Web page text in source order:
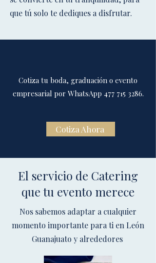
que tú solo te dediques a disfrutar.
Cotiza tu boda, graduación o evento
empresarial por WhatsApp 477 715 3286.
Cotiza Ahora
El servicio de Catering
que tu evento merece
Nos sabemos adaptar a cualquier
momento importante para ti en León
Guanajuato y alrededores